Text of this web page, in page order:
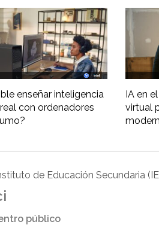
enseñar inteligencia
con ordenadores
IA en
virtual
de Educación Secundaria
público